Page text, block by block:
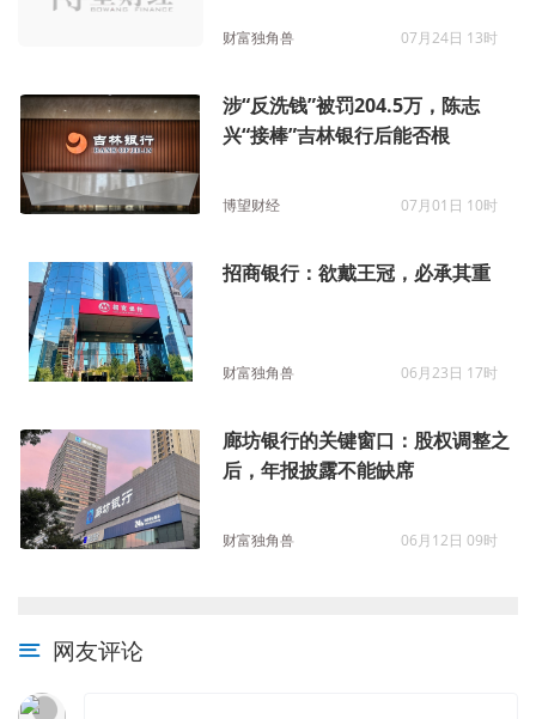
财富独角兽 07月24日 13时
涉“反洗钱”被罚204.5万，陈志
兴“接棒”吉林银行后能否根
博望财经 07月01日 10时
招商银行：欲戴王冠，必承其重
财富独角兽 06月23日 17时
廊坊银行的关键窗口：股权调整之
后，年报披露不能缺席
财富独角兽 06月12日 09时
网友评论